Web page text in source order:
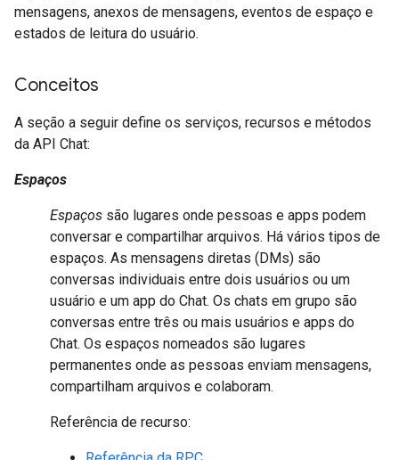
mensagens, anexos de mensagens, eventos de espaço e
estados de leitura do usuário.
Conceitos
A seção a seguir define os serviços, recursos e métodos
da API Chat:
Espaços
Espaços são lugares onde pessoas e apps podem
conversar e compartilhar arquivos. Há vários tipos de
espaços. As mensagens diretas (DMs) são
conversas individuais entre dois usuários ou um
usuário e um app do Chat. Os chats em grupo são
conversas entre três ou mais usuários e apps do
Chat. Os espaços nomeados são lugares
permanentes onde as pessoas enviam mensagens,
compartilham arquivos e colaboram.
Referência de recurso: